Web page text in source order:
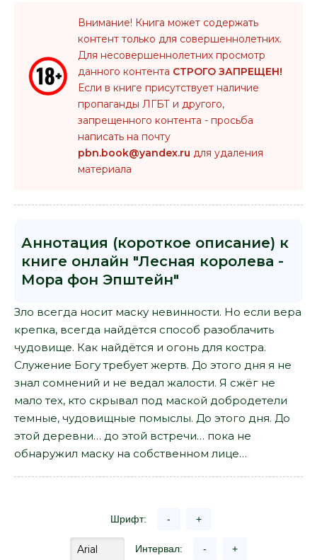
Внимание! Книга может содержать
контент только для совершеннолетних.
Для несовершеннолетних просмотр
данного контента СТРОГО ЗАПРЕЩЕН!
Если в книге присутствует наличие
пропаганды ЛГБТ и другого,
запрещенного контента - просьба
написать на почту
pbn.book@yandex.ru для удаления
материала
Аннотация (короткое описание) к
книге онлайн "Лесная королева -
Мора фон Эпштейн"
Зло всегда носит маску невинности. Но если вера
крепка, всегда найдётся способ разоблачить
чудовище. Как найдётся и огонь для костра.
Служение Богу требует жертв. До этого дня я не
знал сомнений и не ведал жалости. Я сжёг не
мало тех, кто скрывал под маской добродетели
темные, чудовищные помыслы. До этого дня. До
этой деревни… до этой встречи… пока не
обнаружил маску на собственном лице…
Шрифт: - +
Интервал: - +